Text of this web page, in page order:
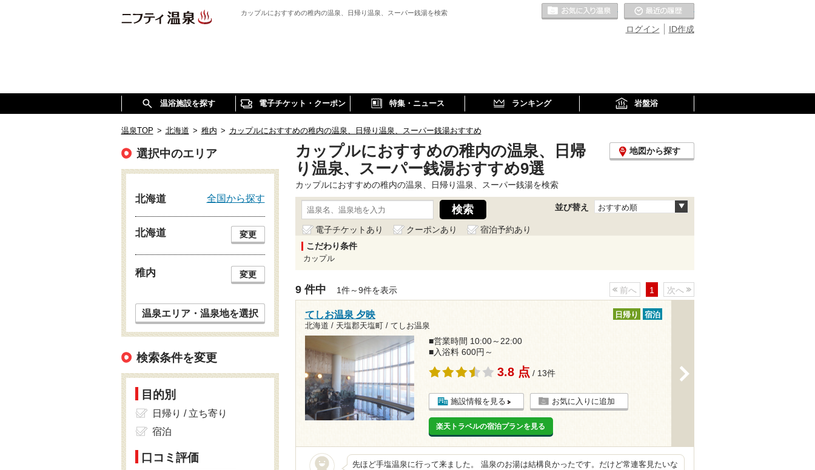
カップルにおすすめの稚内の温泉、日帰り温泉、スーパー銭湯を検索
ID作成
ログイン
お気に入りの温泉
温浴施設を探す 電子チケット・クーポン 特集・ニュース ランキング 岩盤浴
温泉TOP > 北海道 > 稚内 > カップルにおすすめの稚内の温泉、日帰り温泉、スーパー銭湯おすすめ
カップルにおすすめの稚内の温泉、日帰
り温泉、スーパー銭湯おすすめ9選
地図から探す
カップルにおすすめの稚内の温泉、日帰り温泉、スーパー銭湯を検索
並び替え おすすめ順
電子チケットあり クーポンあり
宿泊予約あり
こだわり条件
カップル
9 件中 1件～9件を表示 前へ 1 次へ
てしお温泉 夕映
北海道 / 天塩郡天塩町 / てしお温泉
日帰り 宿泊
■営業時間 10:00～22:00
■入浴料 600円～
3.8 点 / 13件
施設情報を見る お気に入りに追加
楽天トラベルの宿泊プランを見る
先ほど手塩温泉に行って来ました。 温泉のお湯は結構良かったです。だけど常連客見たいな
選択中のエリア
北海道 全国から探す
北海道 変更
稚内 変更
温泉エリア・温泉地を選択
検索条件を変更
目的別
日帰り / 立ち寄り
宿泊
口コミ評価